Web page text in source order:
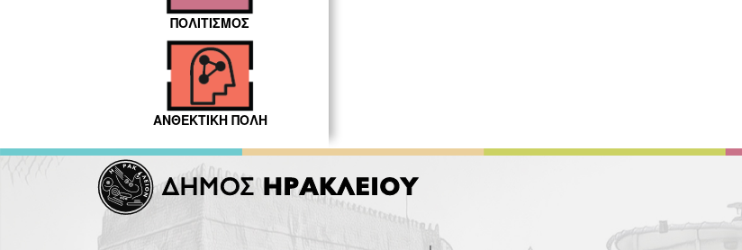
ΠΟΛΙΤΙΣΜΟΣ
ΑΝΘΕΚΤΙΚΗ ΠΟΛΗ